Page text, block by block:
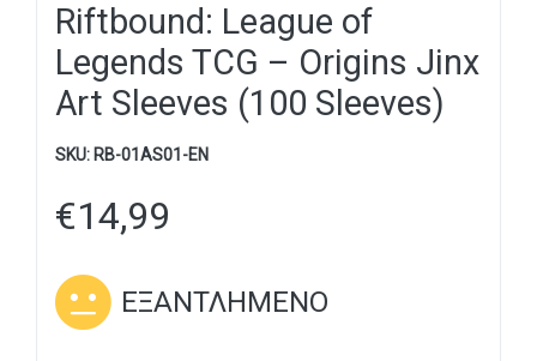
Riftbound: League of
Legends TCG – Origins Jinx
Art Sleeves (100 Sleeves)
SKU: RB-01AS01-EN
€14,99
ΕΞΑΝΤΛΗΜΈΝΟ